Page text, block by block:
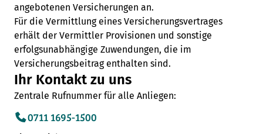
angebotenen Versicherungen an.
Für die Vermittlung eines Versicherungsvertrages
erhält der Vermittler Provisionen und sonstige
erfolgsunabhängige Zuwendungen, die im
Versicherungsbeitrag enthalten sind.
Ihr Kontakt zu uns
Zentrale Rufnummer für alle Anliegen:
0711 1695-1500